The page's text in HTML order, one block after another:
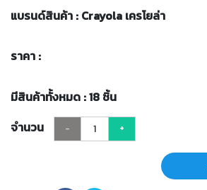
แบรนด์สินค้า : Crayola เครโยล่า
ราคา :
มีสินค้าทั้งหมด : 18 ชิ้น
จำนวน
- +